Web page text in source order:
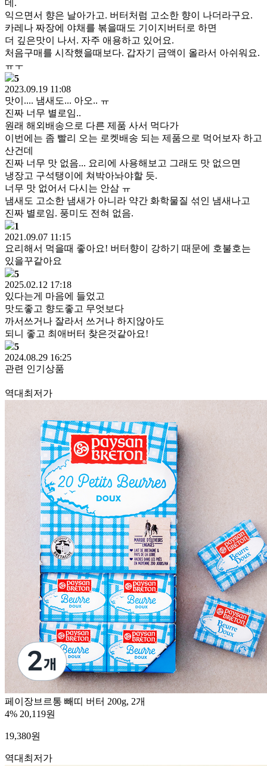
데.
익으면서 향은 날아가고. 버터처럼 고소한 향이 나더라구요.
카레나 짜장에 야채를 볶을때도 기이지버터로 하면
더 깊은맛이 나서. 자주 애용하고 있어요.
처음구매를 시작했을때보다. 갑자기 금액이 올라서 아쉬워요.
ㅠㅜ
5
2023.09.19 11:08
맛이.... 냄새도... 아오.. ㅠ
진짜 너무 별로임..
원래 해외배송으로 다른 제품 사서 먹다가
이번에는 좀 빨리 오는 로켓배송 되는 제품으로 먹어보자 하고
산건데
진짜 너무 맛 없음... 요리에 사용해보고 그래도 맛 없으면
냉장고 구석탱이에 쳐박아놔야할 듯.
너무 맛 없어서 다시는 안삼 ㅠ
냄새도 고소한 냄새가 아니라 약간 화학물질 섞인 냄새나고
진짜 별로임. 풍미도 전혀 없음.
1
2021.09.07 11:15
요리해서 먹을때 좋아요! 버터향이 강하기 때문에 호불호는
있을꾸같아요
5
2025.02.12 17:18
있다는게 마음에 들었고
맛도좋고 향도좋고 무엇보다
까서쓰거나 잘라서 쓰거나 하지않아도
되니 좋고 최애버터 찾은것같아요!
5
2024.08.29 16:25
관련 인기상품
역대최저가
페이장브르통 빼띠 버터 200g, 2개
4% 20,119원
19,380원
역대최저가